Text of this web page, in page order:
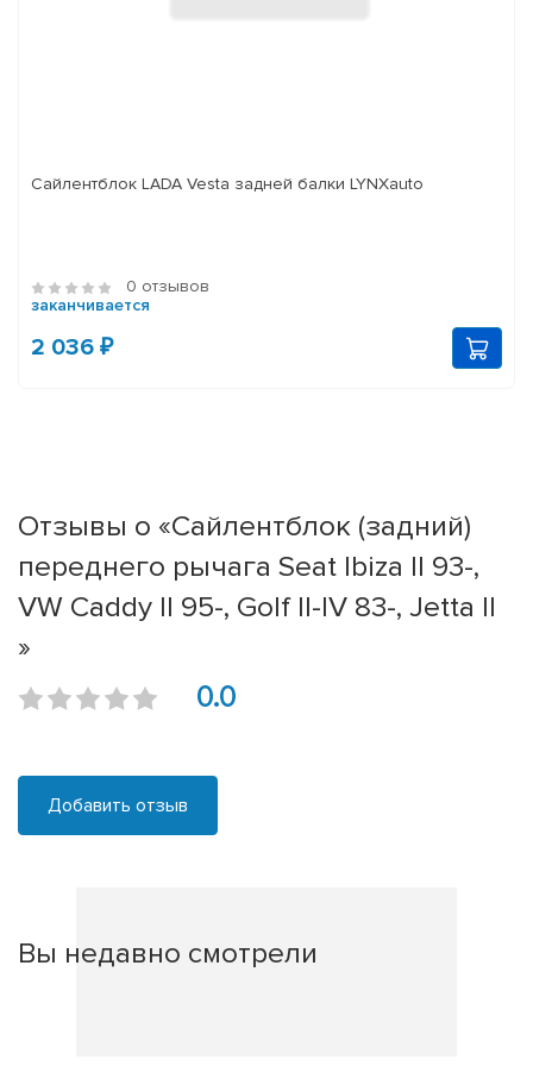
Сайлентблок LADA Vesta задней балки LYNXauto
0 отзывов
заканчивается
2 036 ₽
Отзывы о «Сайлентблок (задний)
переднего рычага Seat Ibiza II 93-,
VW Caddy II 95-, Golf II-IV 83-, Jetta II
»
0.0
Добавить отзыв
Вы недавно смотрели